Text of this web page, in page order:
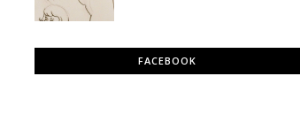
FACEBOOK